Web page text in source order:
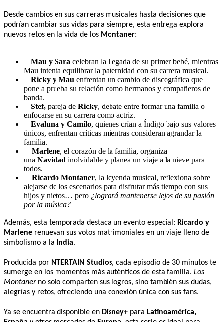
Desde cambios en sus carreras musicales hasta decisiones que
podrían cambiar sus vidas para siempre, esta entrega explora
nuevos retos en la vida de los Montaner:
Mau y Sara celebran la llegada de su primer bebé, mientras
Mau intenta equilibrar la paternidad con su carrera musical.
Ricky y Mau enfrentan un cambio de discográfica que
pone a prueba su relación como hermanos y compañeros de
banda.
Stef, pareja de Ricky, debate entre formar una familia o
enfocarse en su carrera como actriz.
Evaluna y Camilo, quienes crían a Índigo bajo sus valores
únicos, enfrentan críticas mientras consideran agrandar la
familia.
Marlene, el corazón de la familia, organiza
una Navidad inolvidable y planea un viaje a la nieve para
todos.
Ricardo Montaner, la leyenda musical, reflexiona sobre
alejarse de los escenarios para disfrutar más tiempo con sus
hijos y nietos… pero ¿logrará mantenerse lejos de su pasión
por la música?
Además, esta temporada destaca un evento especial: Ricardo y
Marlene renuevan sus votos matrimoniales en un viaje lleno de
simbolismo a la
India.
Producida por NTERTAIN Studios, cada episodio de 30 minutos te
sumerge en los momentos más auténticos de esta familia. Los
Montanerno solo comparten sus logros, sino también sus dudas,
alegrías y retos, ofreciendo una conexión única con sus fans.
Ya se encuentra disponible en Disney+ para Latinoamérica,